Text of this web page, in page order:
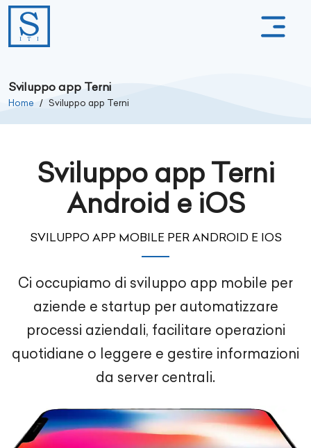
Sviluppo app Terni
Home Sviluppo app Terni
Sviluppo app Terni
Android e iOS
SVILUPPO APP MOBILE PER ANDROID E IOS
Ci occupiamo di sviluppo app mobile per
aziende e startup per automatizzare
processi aziendali, facilitare operazioni
quotidiane o leggere e gestire informazioni
da server centrali.